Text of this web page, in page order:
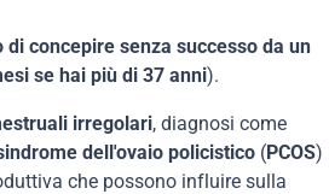
di concepire senza successo da un
se hai più di 37 anni).
irregolari, diagnosi come
dell'ovaio policistico (PCOS)
che possono influire sulla